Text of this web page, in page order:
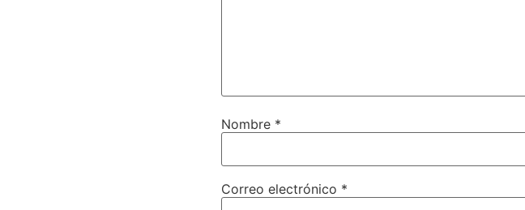
Nombre *
Correo electrónico *